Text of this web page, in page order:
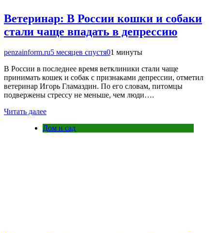
Ветеринар: В России кошки и собаки
стали чаще впадать в депрессию
penzainform.ru5 месяцев спустя01 минуты
В России в последнее время ветклиники стали чаще
принимать кошек и собак с признаками депрессии, отметил
ветеринар Игорь Гламаздин. По его словам, питомцы
подвержены стрессу не меньше, чем люди….
Читать далее
Дом и сад